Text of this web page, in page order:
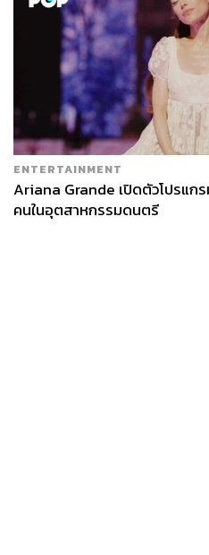
ENTERTAINMENT
Ariana Grande เปิดตัวโปรแ
คนในอุตสาหกรรมดนตรี